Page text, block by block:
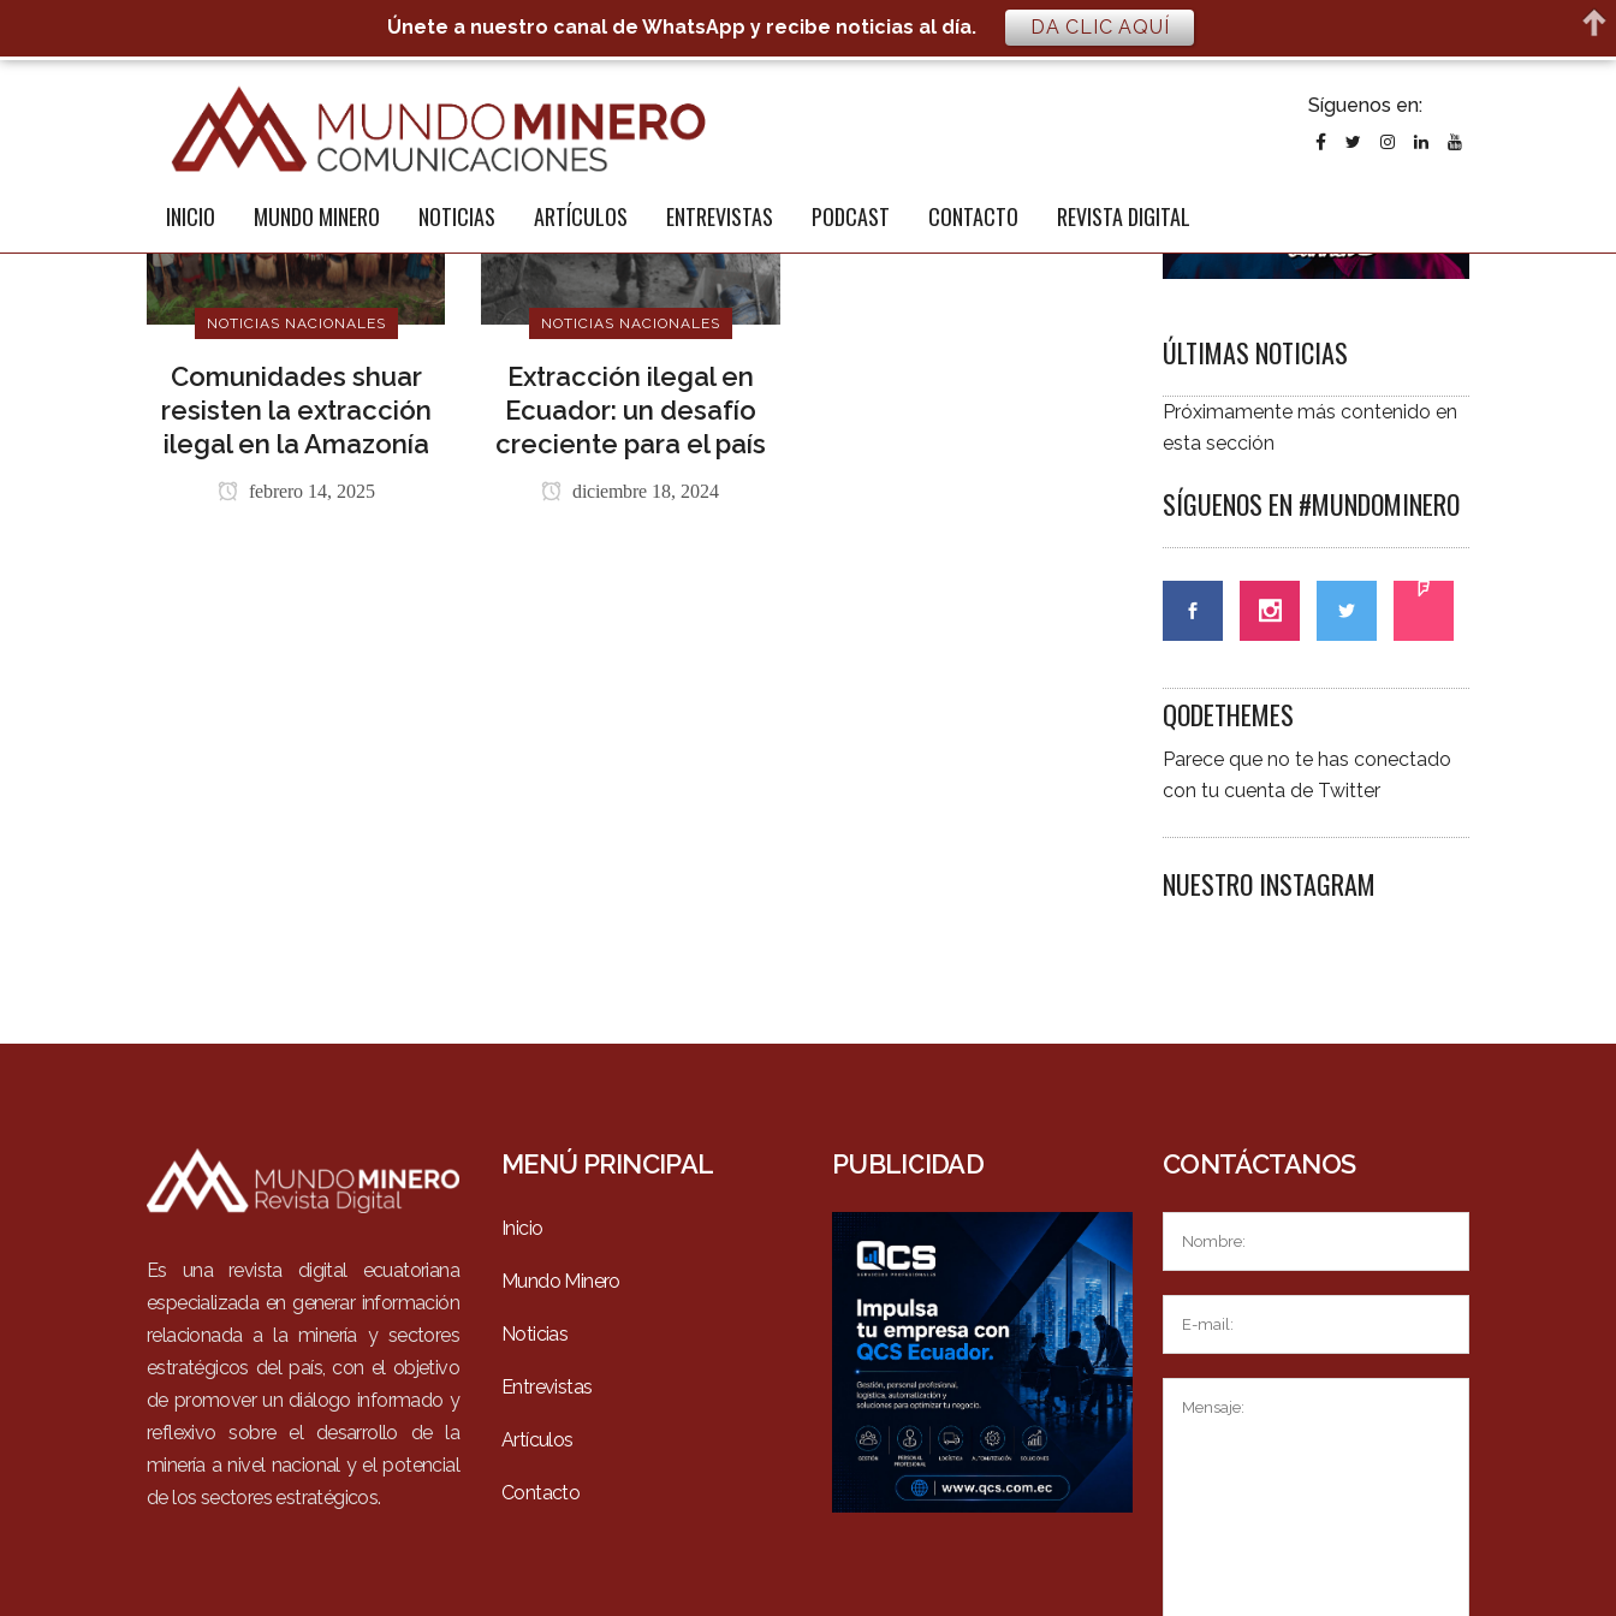
Síguenos en:
INICIO MUNDO MINERO NOTICIAS ARTÍCULOS ENTREVISTAS PODCAST CONTACTO REVISTA DIGITAL
NOTICIAS NACIONALES
Comunidades shuar
resisten la extracción
ilegal en la Amazonía
febrero 14, 2025
NOTICIAS NACIONALES
Extracción ilegal en
Ecuador: un desafío
creciente para el país
diciembre 18, 2024
ÚLTIMAS NOTICIAS
Próximamente más contenido en
esta sección
SÍGUENOS EN #MUNDOMINERO
QODETHEMES
Parece que no te has conectado
con tu cuenta de Twitter
NUESTRO INSTAGRAM
Es una revista digital ecuatoriana
especializada en generar información
relacionada a la minería y sectores
estratégicos del país, con el objetivo
de promover un diálogo informado y
reflexivo sobre el desarrollo de la
minería a nivel nacional y el potencial
de los sectores estratégicos.
MENÚ PRINCIPAL
Inicio
Mundo Minero
Noticias
Entrevistas
Artículos
Contacto
PUBLICIDAD CONTÁCTANOS
Únete a nuestro canal de WhatsApp y recibe noticias al día. DA CLIC AQUÍ